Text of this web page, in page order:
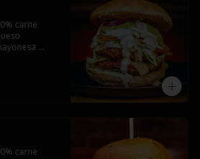
carne
carne